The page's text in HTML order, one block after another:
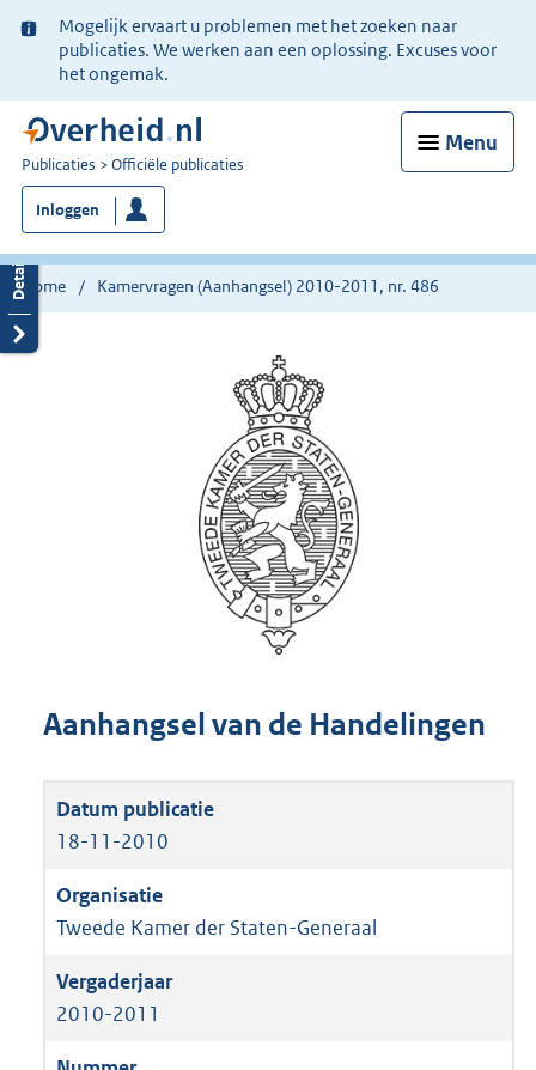
Ter
informatie:
Mogelijk ervaart u problemen met het zoeken naar
publicaties. We werken aan een oplossing. Excuses voor
het ongemak.
Menu
U
bent
nu
hier:
Publicaties Officiële publicaties
Inloggen
Home Kamervragen (Aanhangsel) 2010-2011, nr. 486
Aanhangsel van de Handelingen
18-11-2010
Tweede Kamer der Staten-Generaal
2010-2011